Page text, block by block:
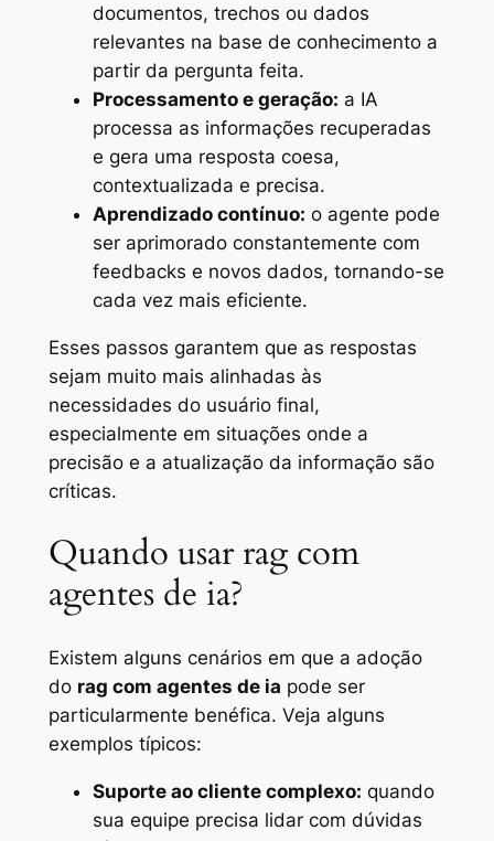
documentos, trechos ou dados
relevantes na base de conhecimento a
partir da pergunta feita.
Processamento e geração: a IA
processa as informações recuperadas
e gera uma resposta coesa,
contextualizada e precisa.
Aprendizado contínuo: o agente pode
ser aprimorado constantemente com
feedbacks e novos dados, tornando-se
cada vez mais eficiente.
Esses passos garantem que as respostas
sejam muito mais alinhadas às
necessidades do usuário final,
especialmente em situações onde a
precisão e a atualização da informação são
críticas.
Quando usar rag com
agentes de ia?
Existem alguns cenários em que a adoção
do rag com agentes de ia pode ser
particularmente benéfica. Veja alguns
exemplos típicos:
Suporte ao cliente complexo: quando
sua equipe precisa lidar com dúvidas